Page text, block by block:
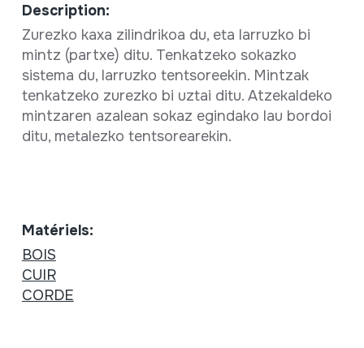
Description:
Zurezko kaxa zilindrikoa du, eta larruzko bi
mintz (partxe) ditu. Tenkatzeko sokazko
sistema du, larruzko tentsoreekin. Mintzak
tenkatzeko zurezko bi uztai ditu. Atzekaldeko
mintzaren azalean sokaz egindako lau bordoi
ditu, metalezko tentsorearekin.
Matériels:
BOIS
CUIR
CORDE